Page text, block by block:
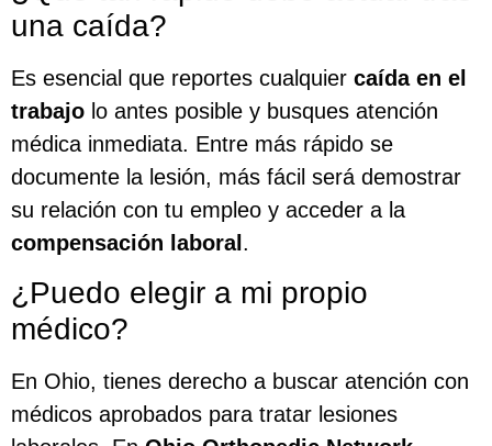
una caída?
Es esencial que reportes cualquier caída en el
trabajo lo antes posible y busques atención
médica inmediata. Entre más rápido se
documente la lesión, más fácil será demostrar
su relación con tu empleo y acceder a la
compensación laboral .
¿Puedo elegir a mi propio
médico?
En Ohio, tienes derecho a buscar atención con
médicos aprobados para tratar lesiones